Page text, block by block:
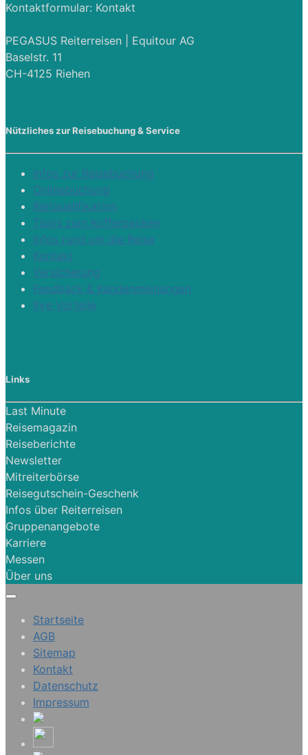
Kontaktformular: Kontakt
PEGASUS Reiterreisen | Equitour AG
Baselstr. 11
CH-4125 Riehen
Nützliches zur Reisebuchung & Service
Infos zur Reisebuchung
Onlinebuchung
Reitqualifikation
Tipps zum Kofferpacken
Infos rund um die Reise
Kontakt
Versicherung
Feedback & Kundenmeinungen
Ihre Vorteile
Links
Last Minute
Reisemagazin
Reiseberichte
Newsletter
Mitreiterbörse
Reisegutschein-Geschenk
Infos über Reiterreisen
Gruppenangebote
Karriere
Messen
Über uns
Startseite
AGB
Sitemap
Kontakt
Datenschutz
Impressum